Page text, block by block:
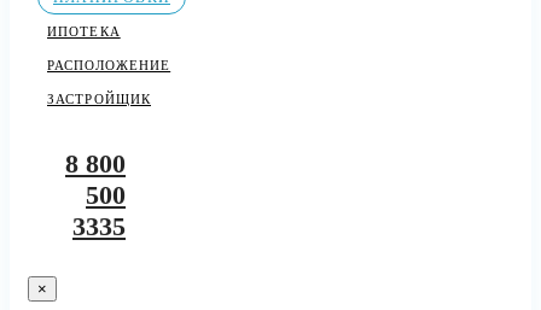
ИПОТЕКА
РАСПОЛОЖЕНИЕ
ЗАСТРОЙЩИК
8 800
500
3335
×